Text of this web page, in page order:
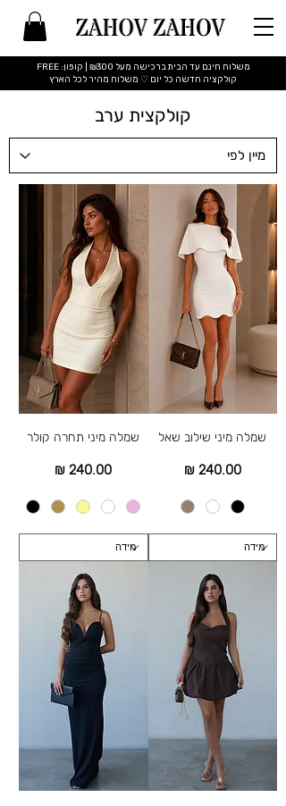
משלוח חינם עד הבית ברכישה מעל ₪300 | קופון: FREE
​קולקציה חדשה כל יום ♡ משלוח מהיר לכל הארץ
קולקצית ערב
שמלה מיני שילוב שאל
מחיר‏240.00 ‏₪
שמלה מיני תחרה קולר
מחיר